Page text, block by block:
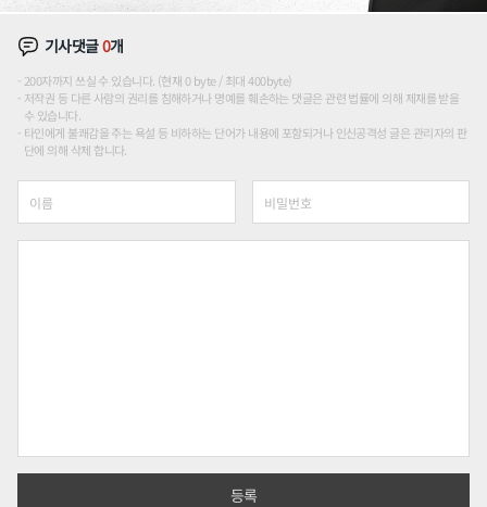
기사댓글0개
200자까지 쓰실 수 있습니다. (현재 0 byte / 최대 400byte)
저작권 등 다른 사람의 권리를 침해하거나 명예를 훼손하는 댓글은 관련 법률에 의해 제재를 받을
수 있습니다.
타인에게 불쾌감을 주는 욕설 등 비하하는 단어가 내용에 포함되거나 인신공격성 글은 관리자의 판
단에 의해 삭제 합니다.